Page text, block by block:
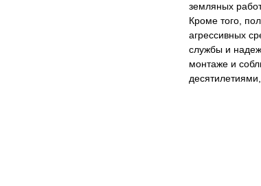
земляных
Кроме того,
агрессивных
службы и
монтаже и